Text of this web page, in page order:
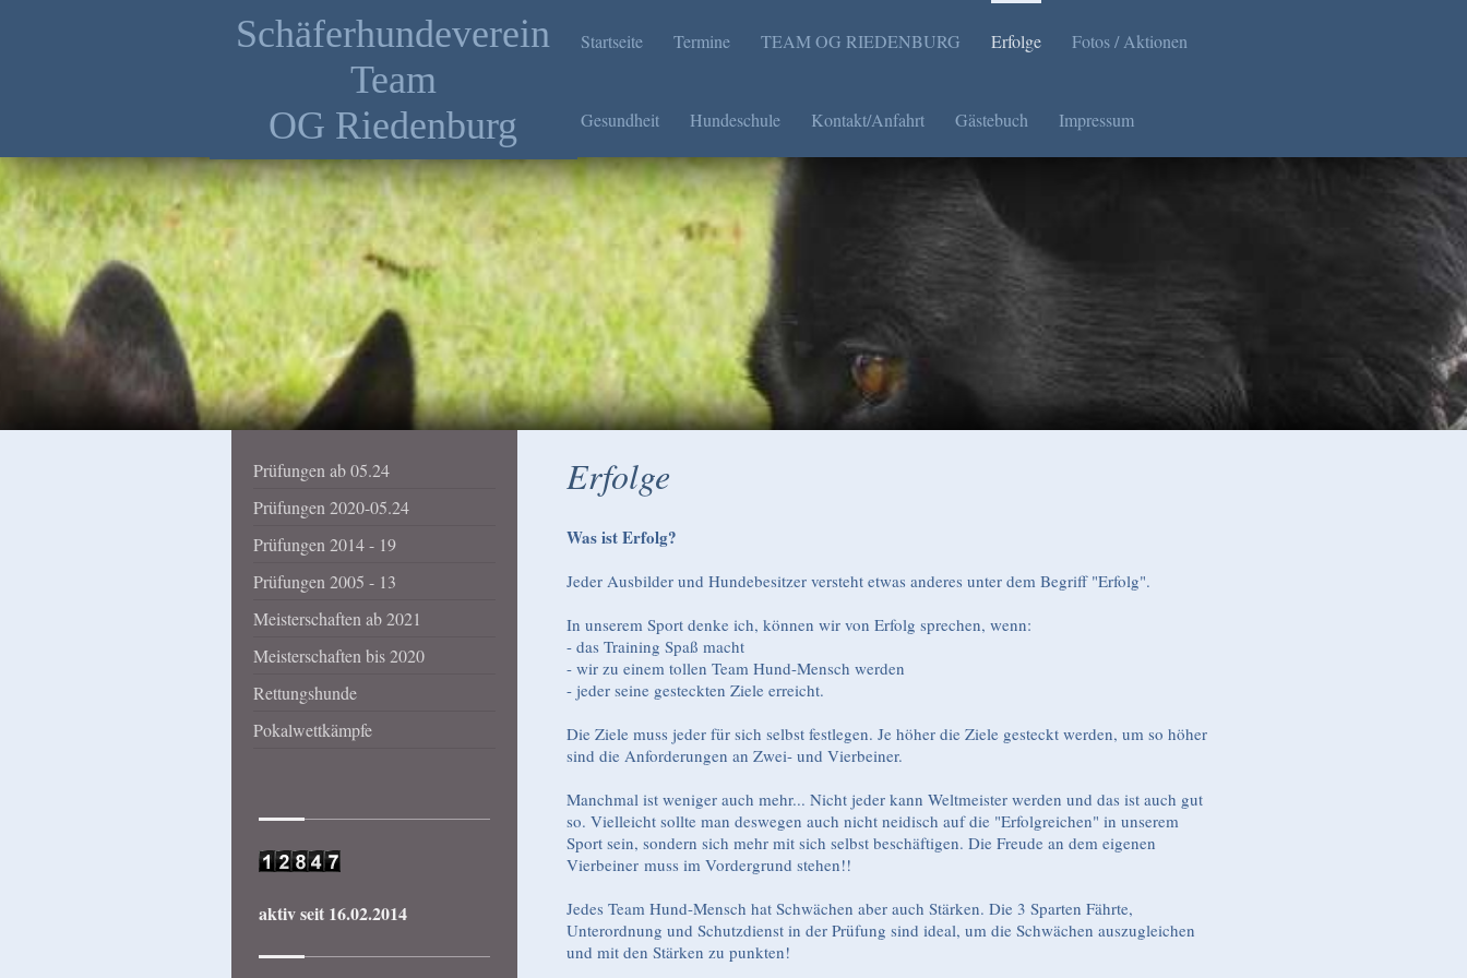
Schäferhundeverein
Team
OG Riedenburg
Startseite Termine TEAM OG RIEDENBURG Erfolge Fotos / Aktionen
Gesundheit Hundeschule Kontakt/Anfahrt Gästebuch Impressum
Erfolge
Was ist Erfolg?
Jeder Ausbilder und Hundebesitzer versteht etwas anderes unter dem Begriff "Erfolg".
In unserem Sport denke ich, können wir von Erfolg sprechen, wenn:
- das Training Spaß macht
- wir zu einem tollen Team Hund-Mensch werden
- jeder seine gesteckten Ziele erreicht.
Die Ziele muss jeder für sich selbst festlegen. Je höher die Ziele gesteckt werden, um so höher
sind die Anforderungen an Zwei- und Vierbeiner.
Manchmal ist weniger auch mehr... Nicht jeder kann Weltmeister werden und das ist auch gut
so. Vielleicht sollte man deswegen auch nicht neidisch auf die "Erfolgreichen" in unserem
Sport sein, sondern sich mehr mit sich selbst beschäftigen. Die Freude an dem eigenen
Vierbeiner muss im Vordergrund stehen!!
Jedes Team Hund-Mensch hat Schwächen aber auch Stärken. Die 3 Sparten Fährte,
Unterordnung und Schutzdienst in der Prüfung sind ideal, um die Schwächen auszugleichen
und mit den Stärken zu punkten!
Prüfungen ab 05.24
Prüfungen 2020-05.24
Prüfungen 2014 - 19
Prüfungen 2005 - 13
Meisterschaften ab 2021
Meisterschaften bis 2020
Rettungshunde
Pokalwettkämpfe
aktiv seit 16.02.2014